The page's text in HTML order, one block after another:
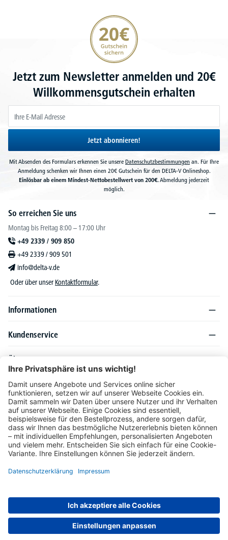
20€ Gutschein sichern
Jetzt zum Newsletter anmelden und 20€
Willkommensgutschein erhalten
Jetzt abonnieren!
Mit Absenden des Formulars erkennen Sie unsere Datenschutzbestimmungen an. Für Ihre
Anmeldung schenken wir Ihnen einen 20€ Gutschein für den DELTA-V Onlineshop.
Einlösbar ab einem Mindest-Nettobestellwert von 200€.Abmeldung jederzeit
möglich.
So erreichen Sie uns
Montag bis Freitag 8:00 – 17:00 Uhr
+49 2339 / 909 850
+49 2339 / 909 501
info@delta-v.de
Oder über unser Kontaktformular.
Informationen
Kundenservice
Über DELTA-V
Produktsortiment
Ratgeber
Folgen Sie uns auch auf
Unser Angebot richtet sich ausschließlich an Industrie, Handel, Gewerbe und
europäische Ausland gelten Sonderkonditionen, die auf Anfrage mitgeteilt werden.
* Alle Preise verstehen sich zzgl. gesetzlicher MwSt.